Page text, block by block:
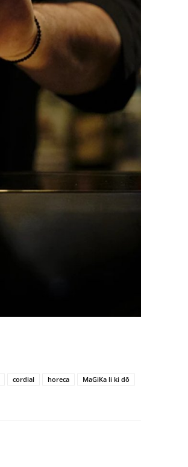
cordial horeca
MaGiKa li ki dō